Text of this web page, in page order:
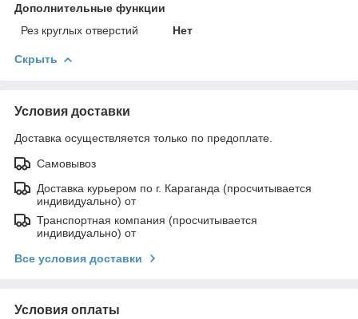
Дополнительные функции
Рез круглых отверстий
Нет
Скрыть
Условия доставки
Доставка осуществляется только по предоплате.
Самовывоз
Доставка курьером по г. Караганда (просчитывается
индивидуально) от
Транспортная компания (просчитывается
индивидуально) от
Все условия доставки
Условия оплаты